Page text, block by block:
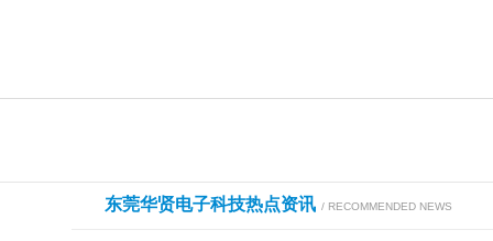
东莞华贤电子科技热点资讯 / RECOMMENDED NEWS